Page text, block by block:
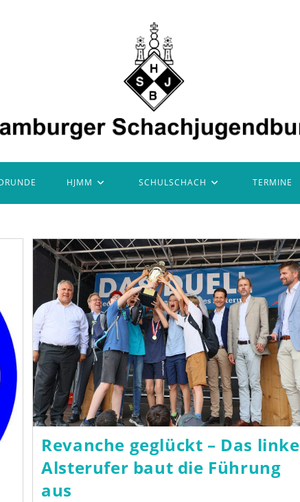
HJMM SCHULSCHACH TERMINE
Revanche geglückt – Das linke
Alsterufer baut die Führung
aus